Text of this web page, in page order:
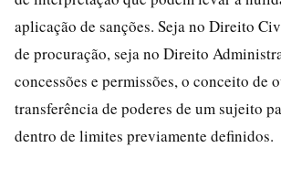
aplicação de sanções. Seja no Direito
de procuração, seja no Direito
concessões e permissões, o conceito de
transferência de poderes de um sujeito
dentro de limites previamente definidos.